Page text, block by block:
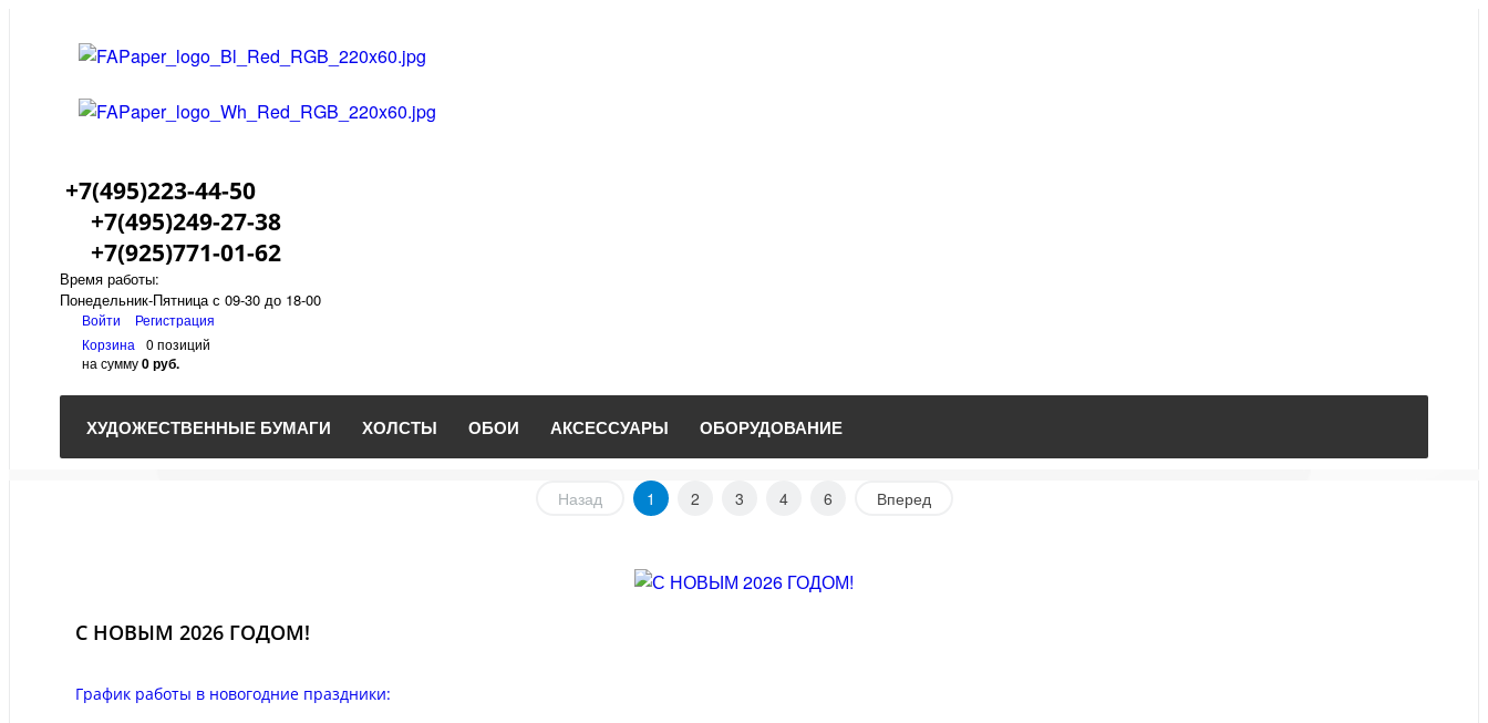
+7(495)223-44-50
+7(495)249-27-38
+7(925)771-01-62
Время работы:
Понедельник-Пятница с 09-30 до 18-00
Войти
Регистрация
Корзина
0 позиций
на сумму0 руб.
ХУДОЖЕСТВЕННЫЕ БУМАГИ ХОЛСТЫ ОБОИ АКСЕССУАРЫ ОБОРУДОВАНИЕ
Назад 1 2 3 4 6 Вперед
С НОВЫМ 2026 ГОДОМ!
График работы в новогодние праздники: